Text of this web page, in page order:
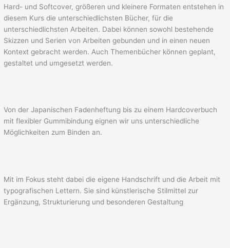
Hard- und Softcover, größeren und kleinere Formaten entstehen in
diesem Kurs die unterschiedlichsten Bücher, für die
unterschiedlichsten Arbeiten. Dabei können sowohl bestehende
Skizzen und Serien von Arbeiten gebunden und in einen neuen
Kontext gebracht werden. Auch Themenbücher können geplant,
gestaltet und umgesetzt werden.
Von der Japanischen Fadenheftung bis zu einem Hardcoverbuch
mit flexibler Gummibindung eignen wir uns unterschiedliche
Möglichkeiten zum Binden an.
Mit im Fokus steht dabei die eigene Handschrift und die Arbeit mit
typografischen Lettern. Sie sind künstlerische Stilmittel zur
Ergänzung, Strukturierung und besonderen Gestaltung